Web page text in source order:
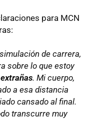
para MCN
de carrera,
sobre lo que estoy
. Mi cuerpo,
a esa distancia
cansado al final.
transcurre muy